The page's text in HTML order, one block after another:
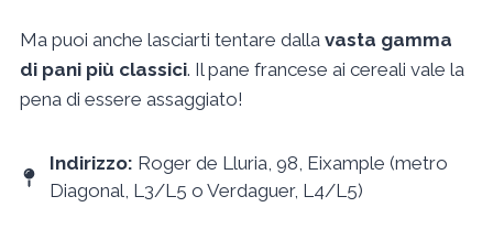
Ma puoi anche lasciarti tentare dalla vasta gamma
di pani più classici. Il pane francese ai cereali vale la
pena di essere assaggiato!
Indirizzo: Roger de Lluria, 98, Eixample (metro
Diagonal, L3/L5 o Verdaguer, L4/L5)